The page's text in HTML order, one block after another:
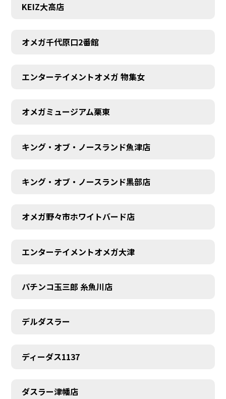
KEIZ大高店
オメガ千代原口2番館
エンターテイメントオメガ 物集女
オメガミュージアム栗東
キング・オブ・ノースランド魚津店
キング・オブ・ノースランド黒部店
オメガ野々市ホワイトバード店
エンターテイメントオメガ大津
パチンコ玉三郎 糸魚川店
デルダスラー
ディーダス1137
ダスラー津幡店